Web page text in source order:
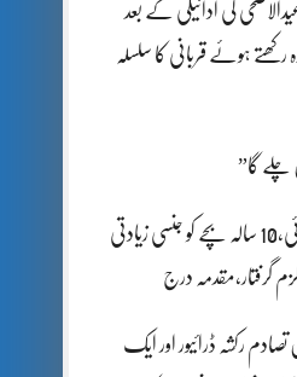
کی ادائیگی کے بعد
رکھتے ہوئے قربانی کا سلسلہ
چلے گا”
جہلم پولیس کی کارروائی،10 سالہ بچے کو جنسی زیادتی
گرفتار،مقدمہ درج
تصادم رکشہ ڈرائیور اور ایک